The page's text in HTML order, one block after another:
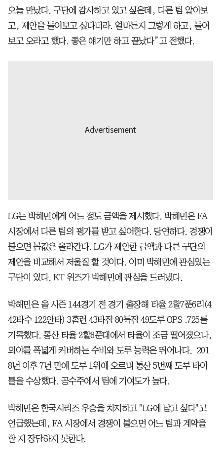
오늘 만났다. 구단에 감사하고 있고 싶은데, 다른 팀 알아보
고, 제안을 들어보고 싶다더라. 얼마든지 그렇게 하고, 들어
보고 오라고 했다. 좋은 얘기만 하고 끝났다”고 전했다.
LG는 박해민에게 어느 정도 금액을 제시했다. 박해민은 FA
시장에서 다른 팀의 평가를 받고 싶어한다. 당연하다. 경쟁이
붙으면 몸값은 올라간다. LG가 제안한 금액과 다른 구단의
제안을 비교해서 저울질 할 것이다. 이미 박해민에 관심있는
구단이 있다. KT 위즈가 박해민에 관심을 드러냈다.
박해민은 올 시즌 144경기 전 경기 출장해 타율 2할7푼6리(4
42타수 122안타) 3홈런 43타점 80득점 49도루 OPS .725를
기록했다. 통산 타율 2할8푼대에서 타율이 조금 떨어졌으나,
외야를 폭넓게 커버하는 수비와 도루 능력은 뛰어나다. 201
8년 이후 7년 만에 도루 1위에 오르며 통산 5번째 도루 타이
틀을 수상했다. 공수주에서 팀에 기여도가 높다.
박해민은 한국시리즈 우승을 차지하고 "LG에 남고 싶다"고
언급했는데, FA 시장에서 경쟁이 붙으면 어느 팀과 계약을
할 지 장담하지 못한다.